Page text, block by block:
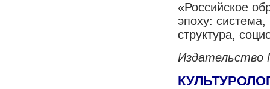
«Российское
эпоху: система,
структура,